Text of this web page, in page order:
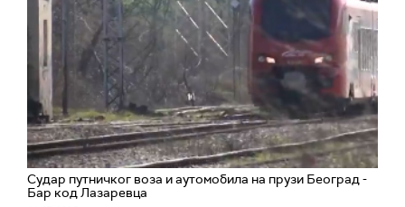
Судар путничког воза и аутомобила на прузи Београд -
Бар код Лазаревца